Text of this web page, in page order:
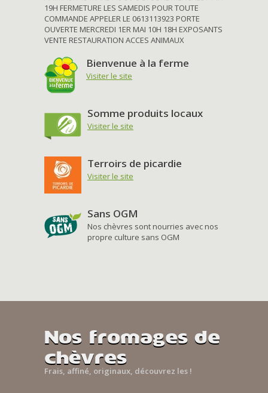
19H FERMETURE LES SAMEDIS POUR TOUTE
COMMANDE APPELER LE 0613113923 PORTE
OUVERTE MERCREDI 1ER MAI 10H 18H EXPOSANTS
VENTE RESTAURATION ACCES ANIMAUX
Bienvenue à la ferme
Visiter le site
Somme produits locaux
Visiter le site
Terroirs de picardie
Visiter le site
Sans OGM
Nos chèvres sont nourries avec nos
propre culture sans OGM
Nos fromages de
chèvres
Frais, affiné, originaux, découvrez les !